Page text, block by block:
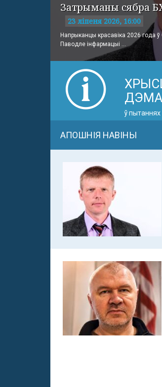
Затрыманы сябра
23 ліпеня 2026, 16:00
Напрыканцы красавіка 2026 года
Паводле інфармацыі ...
ў пытаннях
АПОШНІЯ НАВІНЫ